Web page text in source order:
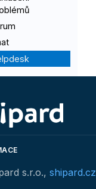
s.r.o., shipard.cz